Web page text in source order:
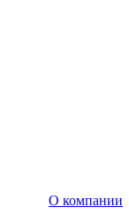
О компании